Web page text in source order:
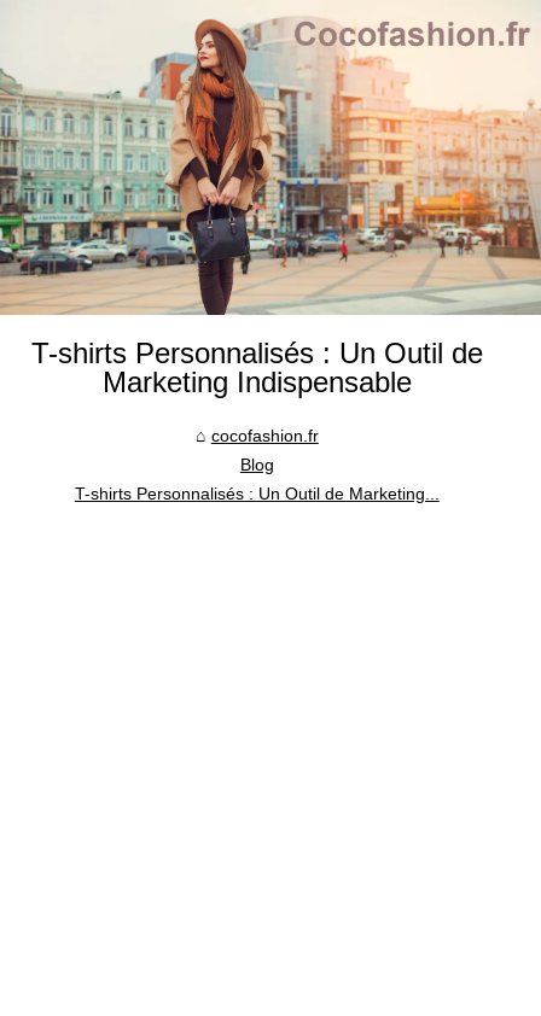
T-shirts Personnalisés : Un Outil de
Marketing Indispensable
cocofashion.fr
Blog
T-shirts Personnalisés : Un Outil de Marketing...